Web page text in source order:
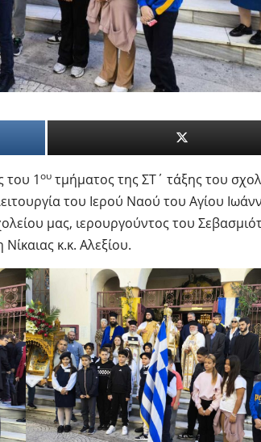
του 1ουτμήματος της ΣΤ΄ τάξης του
του Ιερού Ναού του Αγίου
μας, ιερουργούντος του
κ.κ. Αλεξίου.